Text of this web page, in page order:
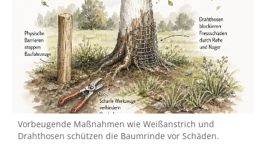
Vorbeugende Maßnahmen wie Weißanstrich und
Drahthosen schützen die Baumrinde vor Schäden.